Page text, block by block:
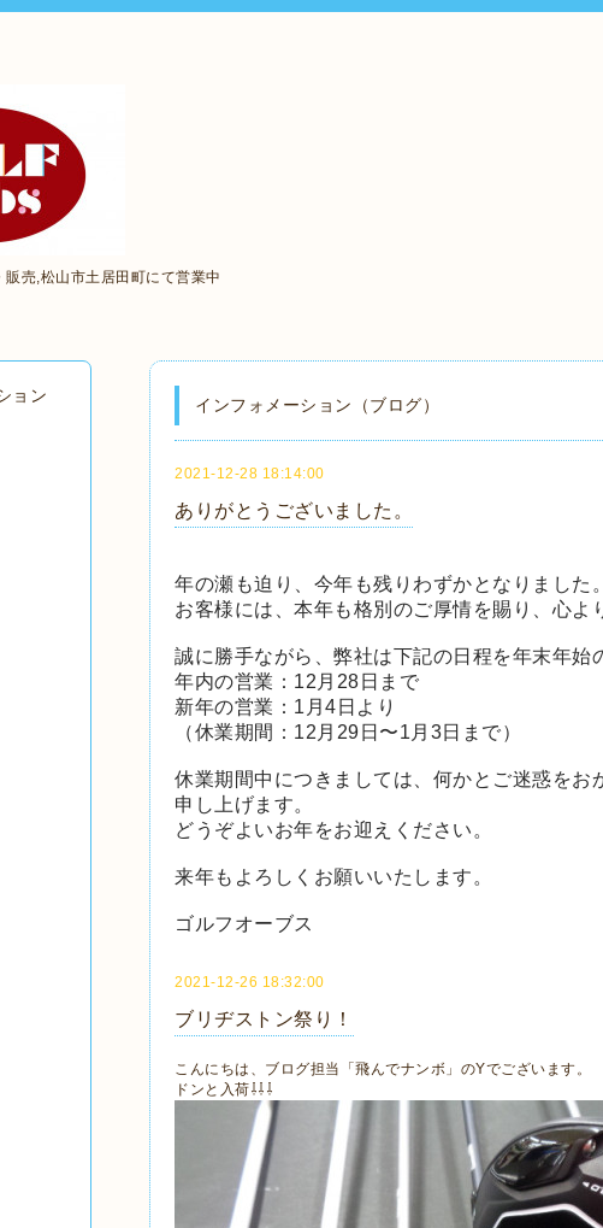
売,松山市土居田町にて営業中
インフォメーション（ブログ）
2021-12-28 18:14:00
ありがとうございました。
年の瀬も迫り、今年も残りわずかとなりました。
お客様には、本年も格別のご厚情を賜り、心よ
誠に勝手ながら、弊社は下記の日程を年末年始
年内の営業：12月28日まで
新年の営業：1月4日より
（休業期間：12月29日〜1月3日まで）
休業期間中につきましては、何かとご迷惑をお
申し上げます。
どうぞよいお年をお迎えください。
来年もよろしくお願いいたします。
ゴルフオーブス
2021-12-26 18:32:00
ブリヂストン祭り！
こんにちは、ブログ担当「飛んでナンボ」のYでございます。
ドンと入荷⇩⇩⇩
ョン